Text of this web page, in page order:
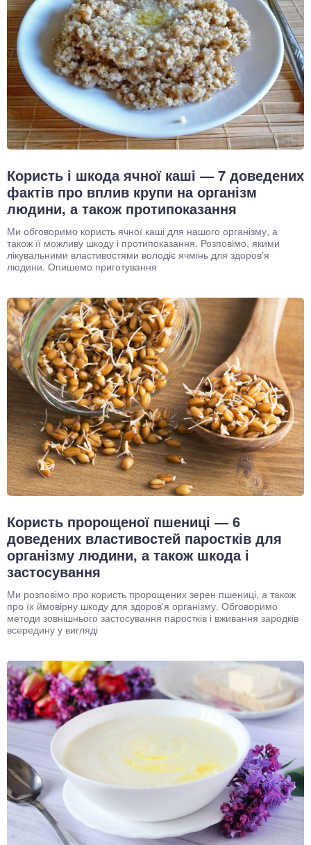
Користь і шкода ячної каші — 7 доведених
фактів про вплив крупи на організм
людини, а також протипоказання
Ми обговоримо користь ячної каші для нашого організму, а
також її можливу шкоду і протипоказання. Розповімо, якими
лікувальними властивостями володіє ячмінь для здоров'я
людини. Опишемо приготування
Користь пророщеної пшениці — 6
доведених властивостей паростків для
організму людини, а також шкода і
застосування
Ми розповімо про користь пророщених зерен пшениці, а також
про їх ймовірну шкоду для здоров'я організму. Обговоримо
методи зовнішнього застосування паростків і вживання зародків
всередину у вигляді